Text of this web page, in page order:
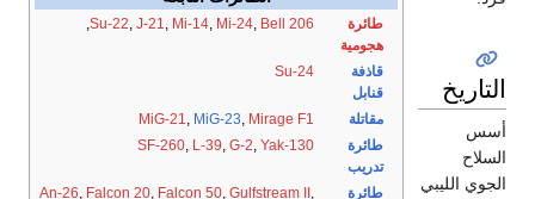
طائرة
هجومية
Su-22, J-21, Mi-14, Mi-24, Bell 206
,
قاذفة
قنابل
Su-24
مقاتلة MiG-21, MiG-23, Mirage F1
طائرة
تدريب
SF-260, L-39, G-2, Yak-130
طائرة
An-26, Falcon 20, Falcon 50, Gulfstream II ,
التاريخ
أسس
السلاح
الجوي الليبي